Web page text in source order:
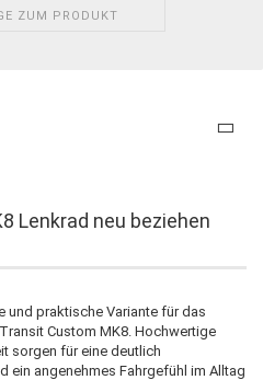
ZUM PRODUKT
Lenkrad neu beziehen
und praktische Variante für das
Custom MK8. Hochwertige
sorgen für eine deutlich
ein angenehmes Fahrgefühl im Alltag